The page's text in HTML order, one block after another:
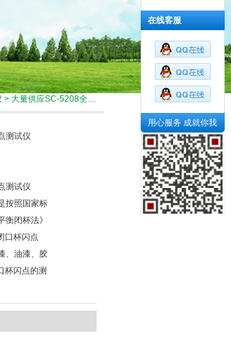
> 大量供应SC-5208全自动闭口闪点测试仪
测试仪
测试仪
按照国家标
衡闭杯法》
口杯闪点
、油漆、胶
杯闪点的测
在线客服
用心服务 成就你我